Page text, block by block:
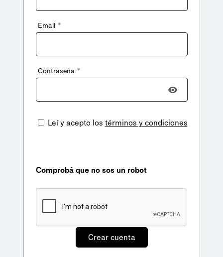
Email *
Contraseña *
Leí y acepto los términos y condiciones
Comprobá que no sos un robot